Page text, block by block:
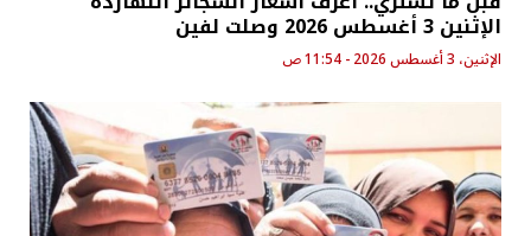
الإثنين 3 أغسطس 2026 وصلت لفين
الإثنين، 3 أغسطس 2026 - 11:54 ص